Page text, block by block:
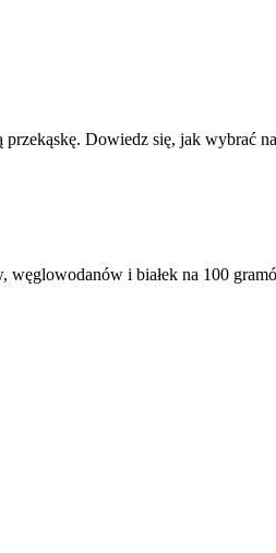
Dowiedz się, jak
węglowodanów i białek na 100